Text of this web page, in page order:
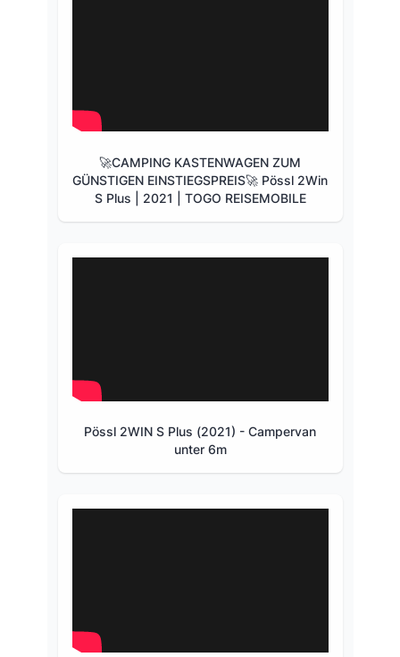
🚀CAMPING KASTENWAGEN ZUM
GÜNSTIGEN EINSTIEGSPREIS🚀 Pössl 2Win
S Plus | 2021 | TOGO REISEMOBILE
Pössl 2WIN S Plus (2021) - Campervan
unter 6m